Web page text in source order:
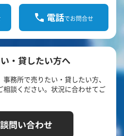
電話でお問合せ
・貸したい方へ
務所で売りたい・貸したい方、
談ください。状況に合わせてご
問い合わせ